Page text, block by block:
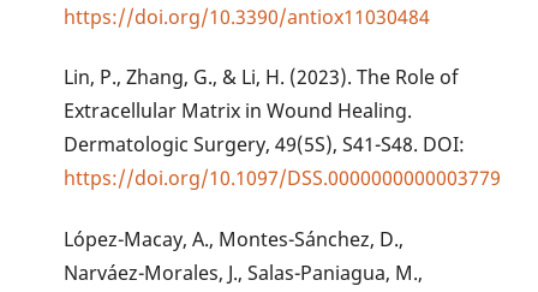
https://doi.org/10.3390/antiox11030484
Lin, P., Zhang, G., & Li, H. (2023). The Role of
Extracellular Matrix in Wound Healing.
Dermatologic Surgery, 49(5S), S41-S48. DOI:
https://doi.org/10.1097/DSS.0000000000003779
López-Macay, A., Montes-Sánchez, D.,
Narváez-Morales, J., Salas-Paniagua, M.,